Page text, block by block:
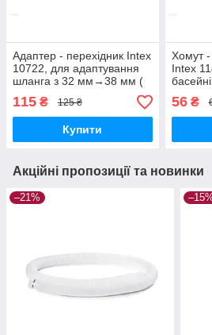
Адаптер - перехідник Intex
10722, для адаптування
шланга з 32 мм→38 мм (
1 шт.)
115 ₴ 125 ₴
Купити
Хомут -
Intex
мм)
56₴
Акційні пропозиції та новинки
–21%